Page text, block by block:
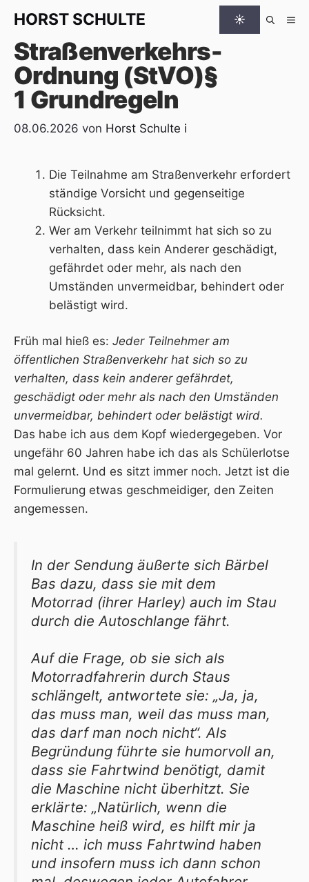
HORST SCHULTE ☀
Straßenverkehrs-
Ordnung (StVO)§
1 Grundregeln
08.06.2026 von Horst Schulte i
Die Teilnahme am Straßenverkehr erfordert
ständige Vorsicht und gegenseitige
Rücksicht.
Wer am Verkehr teilnimmt hat sich so zu
verhalten, dass kein Anderer geschädigt,
gefährdet oder mehr, als nach den
Umständen unvermeidbar, behindert oder
belästigt wird.
Früh mal hieß es: Jeder Teilnehmer am
öffentlichen Straßenverkehr hat sich so zu
verhalten, dass kein anderer gefährdet,
geschädigt oder mehr als nach den Umständen
unvermeidbar, behindert oder belästigt wird.
Das habe ich aus dem Kopf wiedergegeben. Vor
ungefähr 60 Jahren habe ich das als Schülerlotse
mal gelernt. Und es sitzt immer noch. Jetzt ist die
Formulierung etwas geschmeidiger, den Zeiten
angemessen.
In der Sendung äußerte sich Bärbel
Bas dazu, dass sie mit dem
Motorrad (ihrer Harley) auch im Stau
durch die Autoschlange fährt.
Auf die Frage, ob sie sich als
Motorradfahrerin durch Staus
schlängelt, antwortete sie: „Ja, ja,
das muss man, weil das muss man,
das darf man noch nicht“. Als
Begründung führte sie humorvoll an,
dass sie Fahrtwind benötigt, damit
die Maschine nicht überhitzt. Sie
erklärte: „Natürlich, wenn die
Maschine heiß wird, es hilft mir ja
nicht … ich muss Fahrtwind haben
und insofern muss ich dann schon